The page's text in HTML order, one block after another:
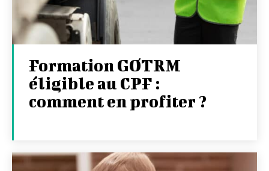
Formation GOTRM
éligible au CPF :
comment en profiter ?